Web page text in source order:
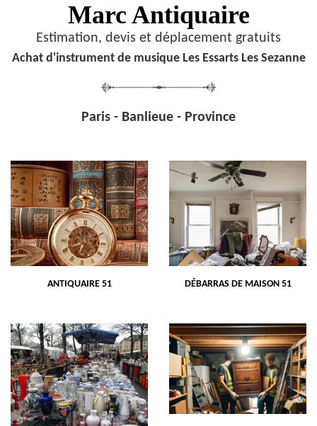
Marc Antiquaire
Estimation, devis et déplacement gratuits
Achat d'instrument de musique Les Essarts Les Sezanne
Paris - Banlieue - Province
ANTIQUAIRE 51 DÉBARRAS DE MAISON 51